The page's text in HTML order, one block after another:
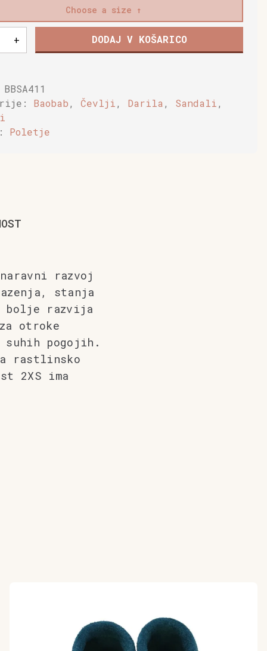
Choose a size
+ DODAJ V KOŠARICO
BBSA411
Baobab, Čevlji, Darila , Sandali,
Poletje
razvoj
stanja
bolje razvija
otroke
suhih pogojih.
rastlinsko
2XS ima